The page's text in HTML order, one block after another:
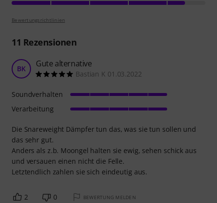
Bewertungsrichtlinien
11 Rezensionen
BK Gute alternative
Bastian K 01.03.2022
Die Snareweight Dämpfer tun das, was sie tun sollen und
das sehr gut.
Anders als z.b. Moongel halten sie ewig, sehen schick aus
und versauen einen nicht die Felle.
Letztendlich zahlen sie sich eindeutig aus.
Soundverhalten
Verarbeitung
2 0 BEWERTUNG MELDEN